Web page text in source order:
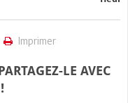
Imprimer
LE AVEC